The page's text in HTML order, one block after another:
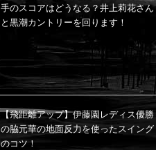
手のスコアはどうなる？井上莉花さん
と黒潮カントリーを回ります！
【飛距離アップ】伊藤園レディス優勝
の脇元華の地面反力を使ったスイング
のコツ！